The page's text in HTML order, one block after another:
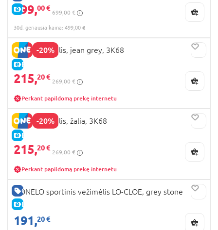
E-KAINA
499,00 €
699,00 €
30d. geriausia kaina: 499,00 €
-20%
E-KAINA
MILLI vežimėlis, jean grey, 3K68
215,20 €
269,00 €
Perkant papildomą prekę internetu
-20%
E-KAINA
MILLI vežimėlis, žalia, 3K68
215,20 €
269,00 €
Perkant papildomą prekę internetu
GERA KAINA
E-KAINA
LIONELO sportinis vežimėlis LO-CLOE, grey stone
191,20 €